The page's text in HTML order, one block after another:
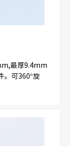
最厚9.4mm
。可360°旋